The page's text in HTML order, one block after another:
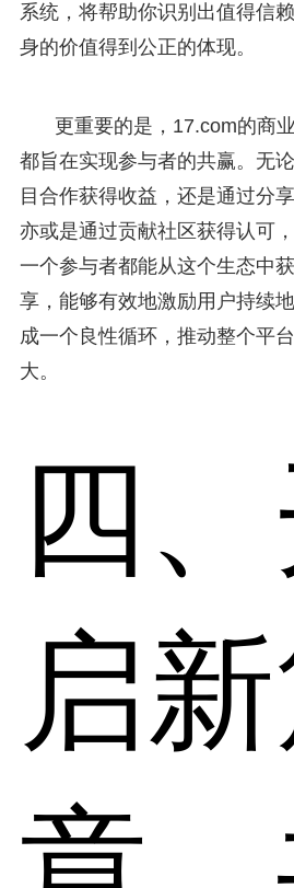
系统，将帮助你识别出值得信
身的价值得到公正的体现。
更重要的是，17.com的商
都旨在实现参与者的共赢。无
目合作获得收益，还是通过分
亦或是通过贡献社区获得认可
一个参与者都能从这个生态中
享，能够有效地激励用户持续
成一个良性循环，推动整个平
大。
四
启